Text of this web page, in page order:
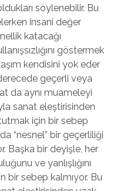
söylenebilir. Bu
insani değer
katacağı
göstermek
kendisini yok eder
geçerli veya
da aynı muameleyi
sanat eleştirisinden
için bir sebep
“nesnel” bir geçerliliği
Başka bir deyişle, her
ve yanlışlığını
bir sebep kalmıyor. Bu